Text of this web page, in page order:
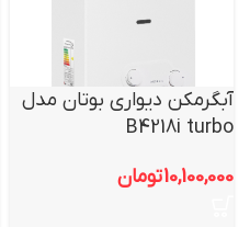
آبگرمکن دیواری بوتان مدل
B4218i turbo
10,100,000تومان